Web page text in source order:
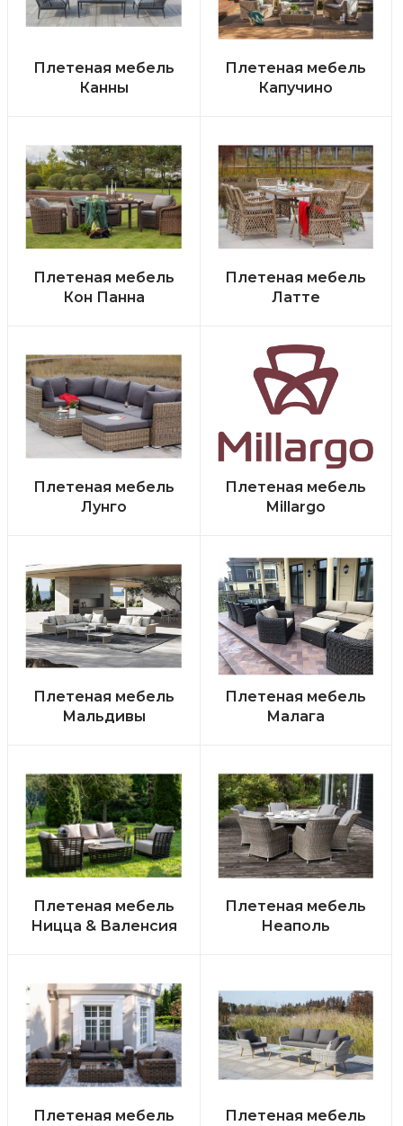
Плетеная мебель
Канны
Плетеная мебель
Капучино
Плетеная мебель
Кон Панна
Плетеная мебель
Латте
Плетеная мебель
Лунго
Плетеная мебель
Millargo
Плетеная мебель
Мальдивы
Плетеная мебель
Малага
Плетеная мебель
Ницца & Валенсия
Плетеная мебель
Неаполь
Плетеная мебель
Плетеная мебель